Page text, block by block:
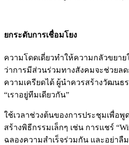
ยกระดับการเชื่อมโยง
ความโดดเดี่ยวทำให้ความกลัวขยา
ว่าการมีส่วนร่วมทางสังคมจะช่วยล
ความเครียดได้ ผู้นำควรสร้างวัฒน
“เราอยู่ทีมเดียวกัน”
ใช้เวลาช่วงต้นของการประชุมเพื่อพู
สร้างพิธีกรรมเล็กๆ เช่น การแชร์
ฉลองความสำเร็จร่วมกัน และอย่าลื